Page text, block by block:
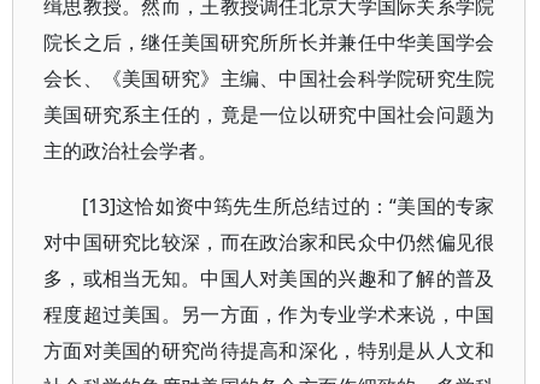
缉思教授。然而，王教授调任北京大学国际关系学院
院长之后，继任美国研究所所长并兼任中华美国学会
会长、《美国研究》主编、中国社会科学院研究生院
美国研究系主任的，竟是一位以研究中国社会问题为
主的政治社会学者。
[13]这恰如资中筠先生所总结过的：“美国的专家
对中国研究比较深，而在政治家和民众中仍然偏见很
多，或相当无知。中国人对美国的兴趣和了解的普及
程度超过美国。另一方面，作为专业学术来说，中国
方面对美国的研究尚待提高和深化，特别是从人文和